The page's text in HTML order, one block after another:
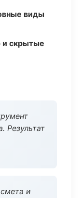
виды
и скрытые
Результат
и